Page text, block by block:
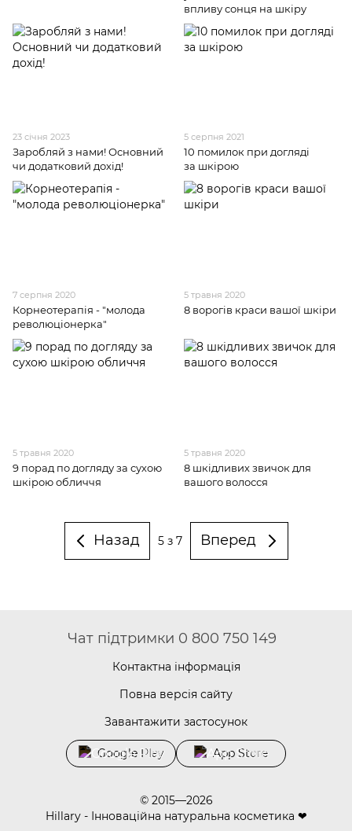
впливу сонця на шкіру
23 січня 2023
Заробляй з нами! Основний
чи додатковий дохід!
5 серпня 2021
10 помилок при догляді
за шкірою
7 серпня 2020
Корнеотерапія - "молода
революціонерка"
5 травня 2020
8 ворогів краси вашої шкіри
5 травня 2020
9 порад по догляду за сухою
шкірою обличчя
5 травня 2020
8 шкідливих звичок для
вашого волосся
Назад 5з 7 Вперед
Чат підтримки 0 800 750 149
Контактна інформація
Повна версія сайту
Завантажити застосунок
Google Play App Store
© 2015—2026
Hillary - Інноваційна натуральна косметика ❤